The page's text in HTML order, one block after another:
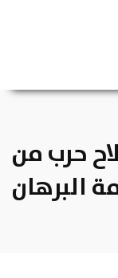
حرب من
البرهان